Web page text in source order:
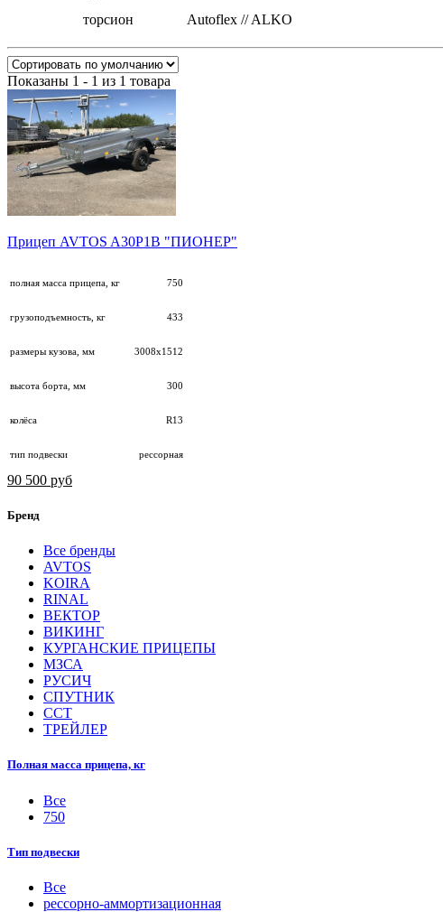
торсион
Autoflex // ALKO
Показаны 1 - 1 из 1 товара
Прицеп AVTOS A30P1B "ПИОНЕР"
полная масса прицепа, кг 750
грузоподъемность, кг 433
размеры кузова, мм 3008х1512
высота борта, мм 300
колёса R13
тип подвески рессорная
90 500 руб
Бренд
Все бренды
AVTOS
KOIRA
RINAL
ВЕКТОР
ВИКИНГ
КУРГАНСКИЕ ПРИЦЕПЫ
МЗСА
РУСИЧ
СПУТНИК
ССТ
ТРЕЙЛЕР
Полная масса прицепа, кг
Все
750
Тип подвески
Все
рессорно-аммортизационная